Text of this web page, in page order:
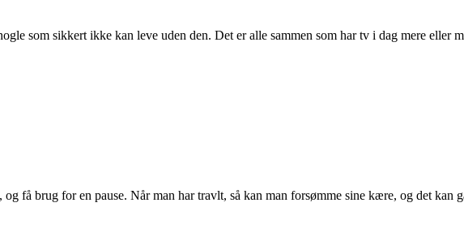
som sikkert ikke kan leve uden den. Det er alle sammen som har tv i dag mere eller
få brug for en pause. Når man har travlt, så kan man forsømme sine kære, og det kan